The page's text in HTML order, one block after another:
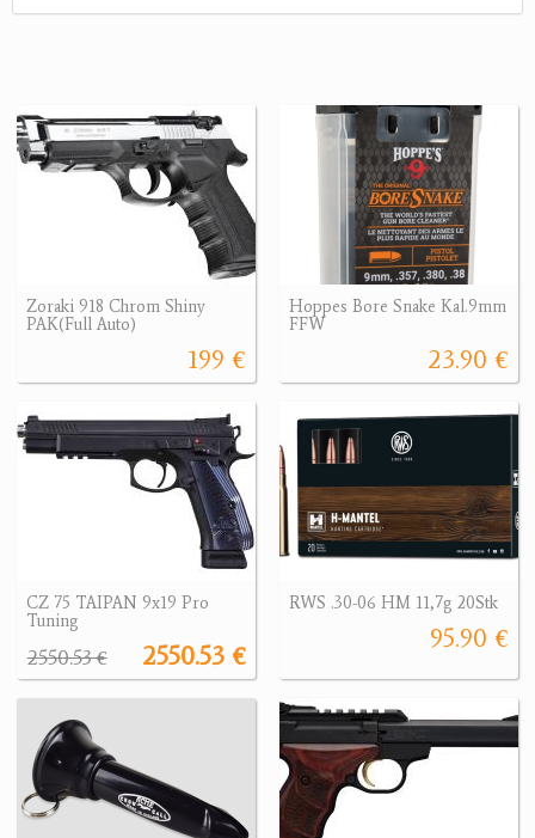
Zoraki 918 Chrom Shiny
PAK(Full Auto)
199 €
Hoppes Bore Snake Kal.9mm
FFW
23.90 €
CZ 75 TAIPAN 9x19 Pro
Tuning
2550.53 €
2550.53 €
RWS .30-06 HM 11,7g 20Stk
95.90 €